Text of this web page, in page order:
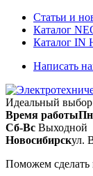
Статьи и
Каталог
Каталог IN
Написать
Идеальный выбор
Время работы
Сб-Вс Выходной
Новосибирскул.
Поможем сделать